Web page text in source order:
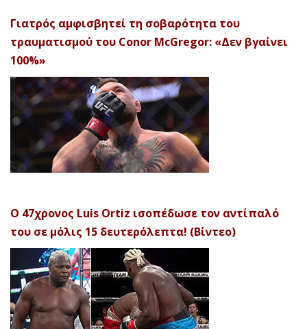
Γιατρός αμφισβητεί τη σοβαρότητα του
τραυματισμού του Conor McGregor: «Δεν βγαίνει
100%»
Ο 47χρονος Luis Ortiz ισοπέδωσε τον αντίπαλό
του σε μόλις 15 δευτερόλεπτα! (Βίντεο)